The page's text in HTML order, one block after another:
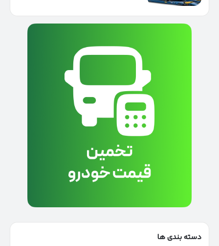
دسته بندی ها